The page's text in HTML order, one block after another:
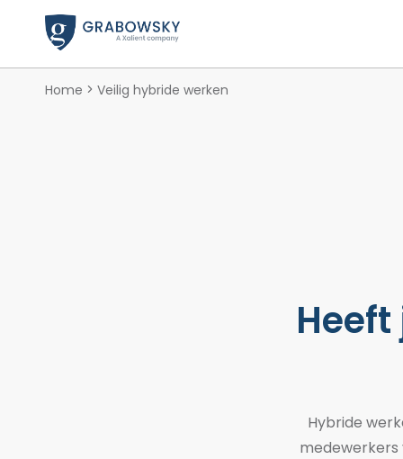
Home Veilig hybride werken
Hybride